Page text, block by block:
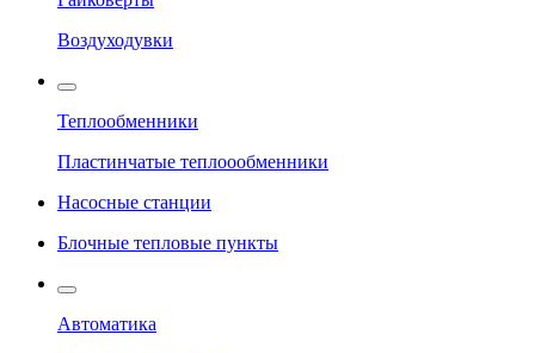
Воздуходувки
Теплообменники
Пластинчатые теплоообменники
Насосные станции
Блочные тепловые пункты
Автоматика